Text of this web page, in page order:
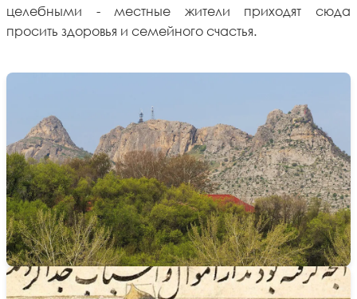
целебными - местные жители приходят сюда
просить здоровья и семейного счастья.